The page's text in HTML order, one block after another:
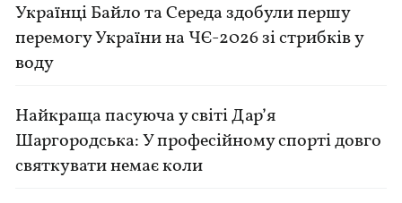
Українці Байло та Середа здобули першу
перемогу України на ЧЄ-2026 зі стрибків у
воду
Найкраща пасуюча у світі Дар’я
Шаргородська: У професійному спорті довго
святкувати немає коли